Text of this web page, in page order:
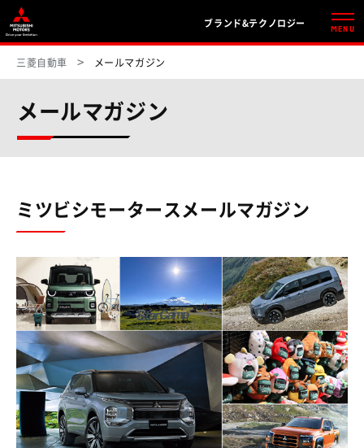
ブランド&テクノロジー
MENU
三菱自動車 メールマガジン
メールマガジン
ミツビシモータースメールマガジン